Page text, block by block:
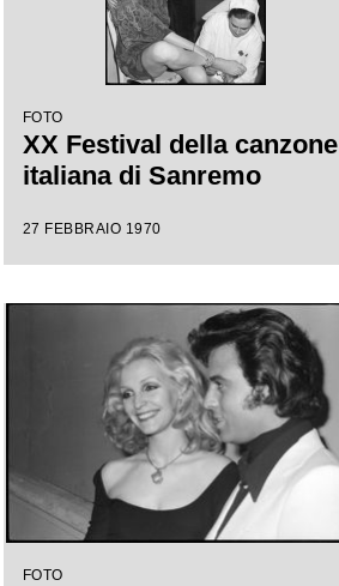
FOTO
XX Festival della canzone
italiana di Sanremo
27 FEBBRAIO 1970
FOTO